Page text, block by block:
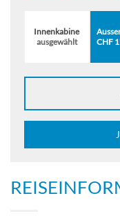
Innenkabine
ausgewählt
CHF